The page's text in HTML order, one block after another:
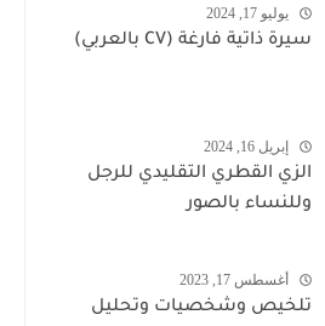
يوليو 17, 2024
سيرة ذاتية فارغة (CV بالعربي)
إبريل 16, 2024
الزي القطري التقليدي للرجل
وللنساء بالصور
أغسطس 17, 2023
تلخيص وشخصيات وتحليل